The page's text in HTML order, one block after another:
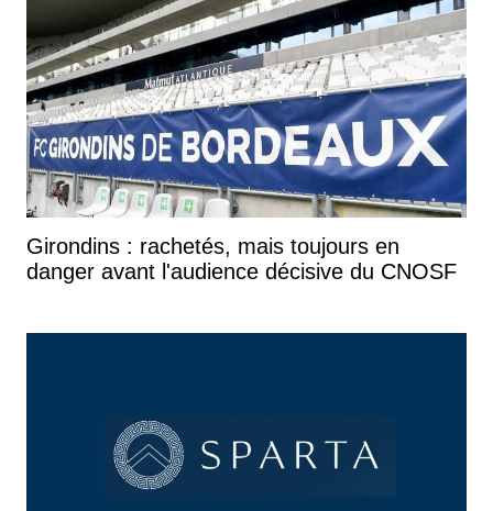
Girondins : rachetés, mais toujours en
danger avant l'audience décisive du CNOSF